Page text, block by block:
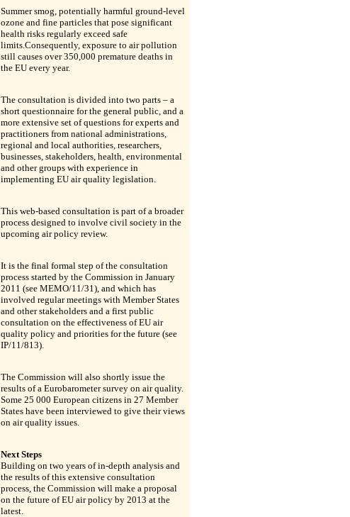
Summer smog, potentially harmful ground-level
ozone and fine particles that pose significant
health risks regularly exceed safe
limits.Consequently, exposure to air pollution
still causes over 350,000 premature deaths in
the EU every year.
The consultation is divided into two parts – a
short questionnaire for the general public, and a
more extensive set of questions for experts and
practitioners from national administrations,
regional and local authorities, researchers,
businesses, stakeholders, health, environmental
and other groups with experience in
implementing EU air quality legislation.
This web-based consultation is part of a broader
process designed to involve civil society in the
upcoming air policy review.
It is the final formal step of the consultation
process started by the Commission in January
2011 (see MEMO/11/31), and which has
involved regular meetings with Member States
and other stakeholders and a first public
consultation on the effectiveness of EU air
quality policy and priorities for the future (see
IP/11/813).
The Commission will also shortly issue the
results of a Eurobarometer survey on air quality.
Some 25 000 European citizens in 27 Member
States have been interviewed to give their views
on air quality issues.
Next Steps
Building on two years of in-depth analysis and
the results of this extensive consultation
process, the Commission will make a proposal
on the future of EU air policy by 2013 at the
latest.